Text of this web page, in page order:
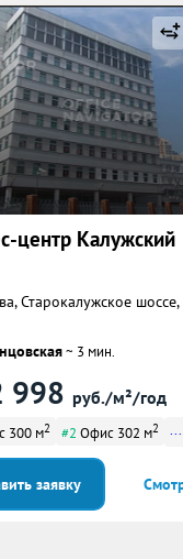
центр Калужский
Старокалужское шоссе,
~ 3 мин.
998 руб./м²/год
300 м2 #2 Офис 302 м2 ...
заявку